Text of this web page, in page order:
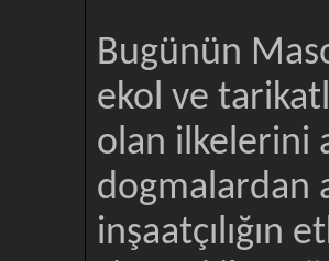
Bugünün
ekol ve
olan ilkelerini
dogmalardan
inşaatçılığın